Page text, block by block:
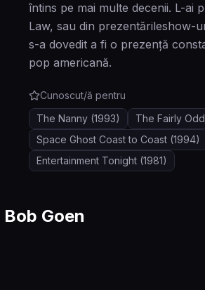
întins pe mai multe decenii. L-ai
Law, sau din prezentărileshow-
s-a dovedit a fi o prezență
pop americană.
Cunoscut/ă pentru
The Nanny (1993) The Fairly
Space Ghost Coast to Coast (1994)
Entertainment Tonight (1981)
Bob Goen